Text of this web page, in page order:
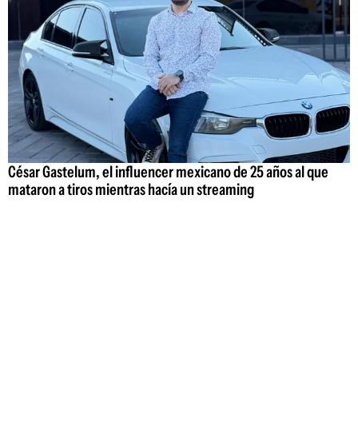
César Gastelum, el influencer mexicano de 25 años al que
mataron a tiros mientras hacía un streaming